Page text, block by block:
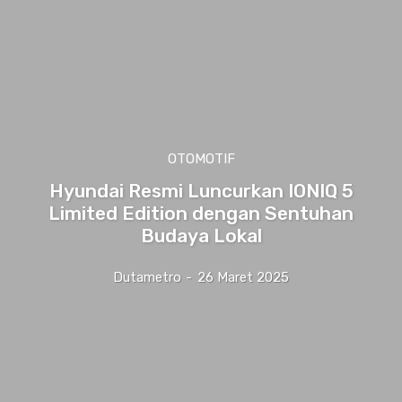
OTOMOTIF
Hyundai Resmi Luncurkan IONIQ 5
Limited Edition dengan Sentuhan
Budaya Lokal
Dutametro - 26 Maret 2025